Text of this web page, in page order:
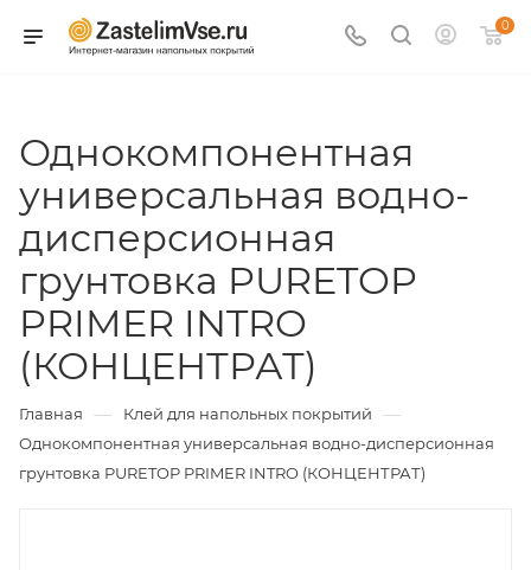
0
Однокомпонентная
универсальная водно-
дисперсионная
грунтовка PURETOP
PRIMER INTRO
(КОНЦЕНТРАТ)
Главная — Клей для напольных покрытий —
Однокомпонентная универсальная водно-дисперсионная
грунтовка PURETOP PRIMER INTRO (КОНЦЕНТРАТ)